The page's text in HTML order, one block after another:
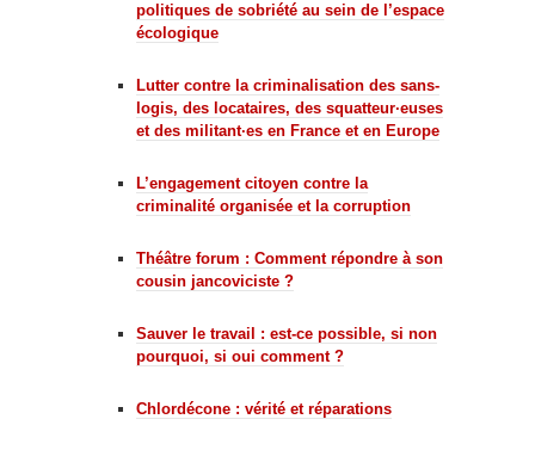
politiques de sobriété au sein de l’espace
écologique
Lutter contre la criminalisation des sans-
logis, des locataires, des squatteur·euses
et des militant·es en France et en Europe
L’engagement citoyen contre la
criminalité organisée et la corruption
Théâtre forum : Comment répondre à son
cousin jancoviciste ?
Sauver le travail : est-ce possible, si non
pourquoi, si oui comment ?
Chlordécone : vérité et réparations